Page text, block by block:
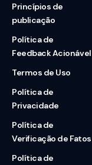
Princípios de
publicação
Política de
Feedback Acionável
Termos de Uso
Política de
Privacidade
Política de
Verificação de Fatos
Política de